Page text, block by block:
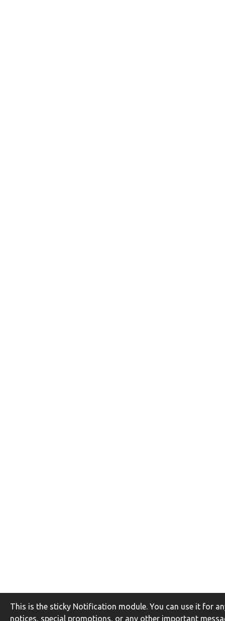
This is the sticky Notification module. You can use it for
notices, special promotions, or any other important